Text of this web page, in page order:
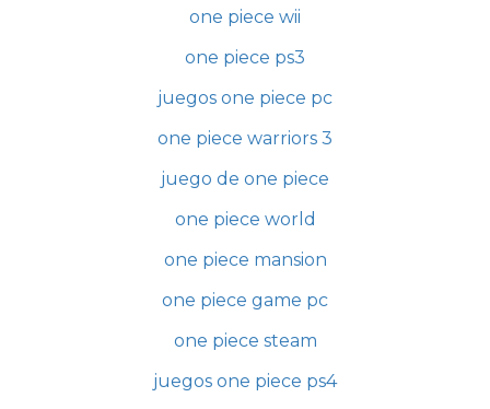
one piece wii
one piece ps3
juegos one piece pc
one piece warriors 3
juego de one piece
one piece world
one piece mansion
one piece game pc
one piece steam
juegos one piece ps4